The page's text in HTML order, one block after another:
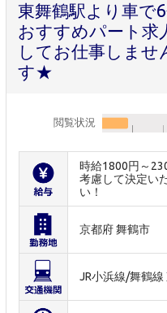
東舞鶴駅より車で
おすすめパート求
してお仕事しませ
す★
閲覧状況
時給1800円～
考慮して決定い
い！
京都府 舞鶴市
JR小浜線/舞鶴